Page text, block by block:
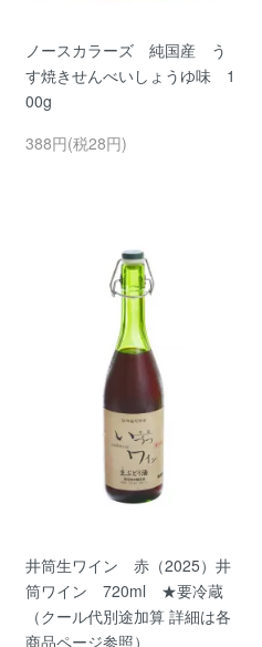
ノースカラーズ 純国産 う
す焼きせんべいしょうゆ味 1
00g
388円(税28円)
井筒生ワイン 赤（2025）井
筒ワイン 720ml ★要冷蔵
（クール代別途加算 詳細は各
商品ページ参照）